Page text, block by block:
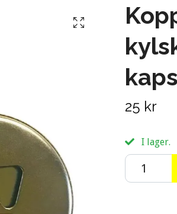
25 kr
I lager.